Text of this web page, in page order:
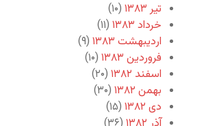
تیر ۱۳۸۳
(۱۰)
خرداد ۱۳۸۳
(۱۱)
اردیبهشت ۱۳۸۳
(۹)
فروردین ۱۳۸۳
(۱۰)
اسفند ۱۳۸۲
(۲۰)
بهمن ۱۳۸۲
(۳۰)
دی ۱۳۸۲
(۱۵)